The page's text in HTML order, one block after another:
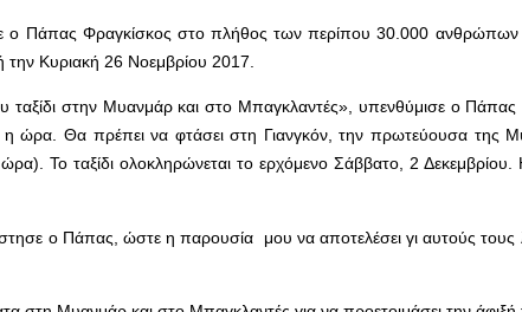
ο Πάπας Φραγκίσκος στο πλήθος των περίπου 30.000
την Κυριακή 26 Νοεμβρίου 2017.
ταξίδι στην Μυανμάρ και στο Μπαγκλαντές», υπενθύμισε ο
η ώρα. Θα πρέπει να φτάσει στη Γιανγκόν, την πρωτεύουσα της
Το ταξίδι ολοκληρώνεται το ερχόμενο Σάββατο, 2
ο Πάπας, ώστε η παρουσία μου να αποτελέσει γι αυτούς τους